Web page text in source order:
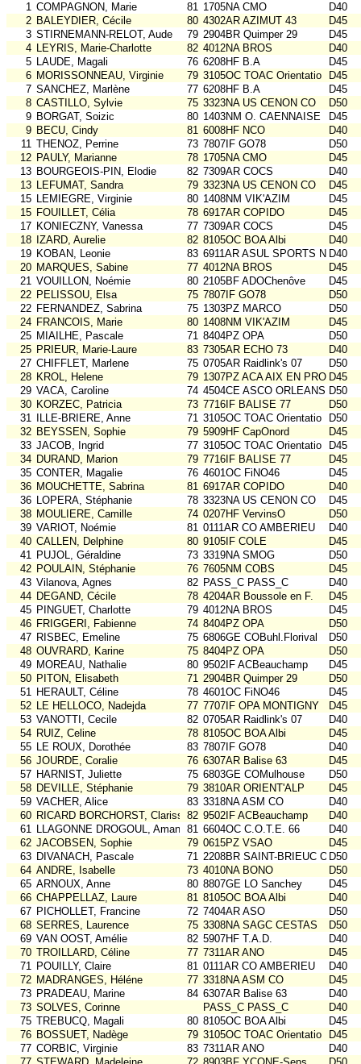
1 COMPAGNON, Marie 81 1705NA CMO
D40
2 BALEYDIER, Cécile 80 4302AR AZIMUT 43
D45
3 STIRNEMANN-RELOT, Aude 79 2904BR Quimper 29
D45
4 LEYRIS, Marie-Charlotte 82 4012NA BROS
D40
5 LAUDE, Magali 76 6208HF B.A
D45
6 MORISSONNEAU, Virginie 79 3105OC TOAC Orientatio
D45
7 SANCHEZ, Marlène 77 6208HF B.A
D45
8 CASTILLO, Sylvie 75 3323NA US CENON CO
D50
9 BORGAT, Soizic 80 1403NM O. CAENNAISE
D45
9 BECU, Cindy 81 6008HF NCO
D40
11 THENOZ, Perrine 73 7807IF GO78
D50
12 PAULY, Marianne 78 1705NA CMO
D45
13 BOURGEOIS-PIN, Elodie 82 7309AR COCS
D40
13 LEFUMAT, Sandra 79 3323NA US CENON CO
D45
15 LEMIEGRE, Virginie 80 1408NM VIK'AZIM
D45
15 FOUILLET, Célia 78 6917AR COPIDO
D45
17 KONIECZNY, Vanessa 77 7309AR COCS
D45
18
IZARD, Aurelie 82 8105OC BOA Albi
D40
19 KOBAN, Leonie 83 6911AR ASUL SPORTS NATD40
20 MARQUES, Sabine 77 4012NA BROS
D45
21 VOUILLON, Noémie 80 2105BF ADOChenôve
D45
22 PELISSOU, Elsa 75 7807IF GO78
D50
22 FERNANDEZ, Sabrina 75 1303PZ MARCO
D50
24 FRANCOIS, Marie 80 1408NM VIK'AZIM
D45
25 MIAILHE, Pascale 71 8404PZ OPA
D50
25 PRIEUR, Marie-Laure 83 7305AR ECHO 73
D40
27 CHIFFLET, Marlene 75 0705AR Raidlink's 07
D50
28 KROL, Helene 79 1307PZ ACA AIX EN PROVD45
29 VACA, Caroline 74 4504CE ASCO ORLEANS D50
30 KORZEC, Patricia 73 7716IF BALISE 77
D50
31
ILLE-BRIERE, Anne 71 3105OC TOAC Orientatio
D50
32 BEYSSEN, Sophie 79 5909HF CapOnord
D45
33 JACOB, Ingrid 77 3105OC TOAC Orientatio
D45
34 DURAND, Marion 79 7716IF BALISE 77
D45
35 CONTER, Magalie 76 4601OC FiNO46
D45
36 MOUCHETTE, Sabrina 81 6917AR COPIDO
D40
36 LOPERA, Stéphanie 78 3323NA US CENON CO
D45
38 MOULIERE, Camille 74 0207HF VervinsO
D50
39 VARIOT, Noémie 81 0111AR CO AMBERIEU
D40
40 CALLEN, Delphine 80 9105IF COLE
D45
41 PUJOL, Géraldine 73 3319NA SMOG
D50
42 POULAIN, Stéphanie 76 7605NM COBS
D45
43 Vilanova, Agnes 82 PASS_C PASS_C
D40
44 DEGAND, Cécile 78 4204AR Boussole en F.
D45
45 PINGUET, Charlotte 79 4012NA BROS
D45
46 FRIGGERI, Fabienne 74 8404PZ OPA
D50
47 RISBEC, Emeline 75 6806GE COBuhl.Florival
D50
48 OUVRARD, Karine 75 8404PZ OPA
D50
49 MOREAU, Nathalie 80 9502IF ACBeauchamp
D45
50 PITON, Elisabeth 71 2904BR Quimper 29
D50
51 HERAULT, Céline 78 4601OC FiNO46
D45
52 LE HELLOCO, Nadejda 77 7707IF OPA MONTIGNY
D45
53 VANOTTI, Cecile 82 0705AR Raidlink's 07
D40
54 RUIZ, Celine 78 8105OC BOA Albi
D45
55 LE ROUX, Dorothée 83 7807IF GO78
D40
56 JOURDE, Coralie 76 6307AR Balise 63
D45
57 HARNIST, Juliette 75 6803GE COMulhouse
D50
58 DEVILLE, Stéphanie 79 3810AR ORIENT'ALP
D45
59 VACHER, Alice 83 3318NA ASM CO
D40
60 RICARD BORCHORST, Clarissa82 9502IF ACBeauchamp
D40
61 LLAGONNE DROGOUL, Amandine
81 6604OC C.O.T.E. 66
D40
62 JACOBSEN, Sophie 79 0615PZ VSAO
D45
63 DIVANACH, Pascale 71 2208BR SAINT-BRIEUC ORD50
64 ANDRE, Isabelle 73 4010NA BONO
D50
65 ARNOUX, Anne 80 8807GE LO Sanchey
D45
66 CHAPPELLAZ, Laure 81 8105OC BOA Albi
D40
67 PICHOLLET, Francine 72 7404AR ASO
D50
68 SERRES, Laurence 75 3308NA SAGC CESTAS
D50
69 VAN OOST, Amélie 82 5907HF T.A.D.
D40
70 TROILLARD, Céline 77 7311AR ANO
D45
71 POUILLY, Claire 81 0111AR CO AMBERIEU
D40
72 MADRANGES, Héléne 77 3318NA ASM CO
D45
73 PRADEAU, Marine 84 6307AR Balise 63
D40
73 SOLVES, Corinne PASS_C PASS_C
D40
75 TREBUCQ, Magali 80 8105OC BOA Albi
D45
76 BOSSUET, Nadège 79 3105OC TOAC Orientatio
D45
77 CORBIC, Virginie 83 7311AR ANO
D40